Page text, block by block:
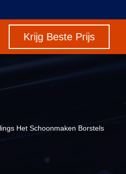
Krijg Beste Prijs
Het Schoonmaken Borstels